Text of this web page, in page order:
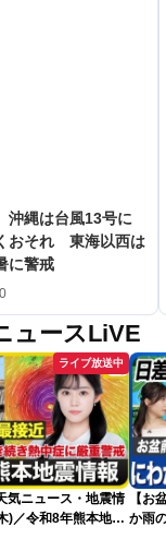
縄は台風13号に
おそれ 東海以西は
に警戒
ュースLiVE
ライブ放送中
気ニュース・地震情
)／令和8年熊本地震
【お
か雨